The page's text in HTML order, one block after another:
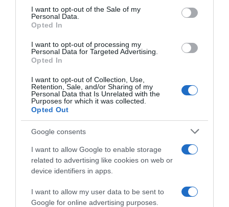
consent section.
I want to opt-out of the Sale of my
Personal Data.
Opted In
I want to opt-out of processing my
Personal Data for Targeted Advertising.
Opted In
I want to opt-out of Collection, Use,
Retention, Sale, and/or Sharing of my
Personal Data that Is Unrelated with the
Purposes for which it was collected.
Opted Out
Google consents
I want to allow Google to enable storage
related to advertising like cookies on web or
device identifiers in apps.
I want to allow my user data to be sent to
Google for online advertising purposes.
HASONLÓ BEJEGYZÉSEK
Túlzott félelem a közös jövőtől – hogyan kerüld el egy új
párkapcsolatban?